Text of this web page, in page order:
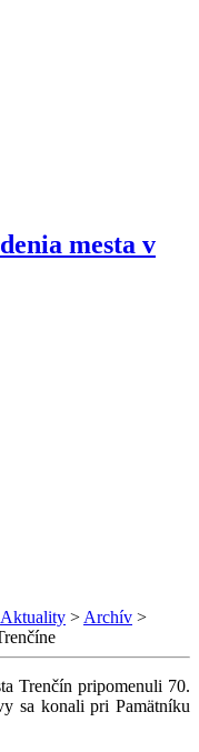
mesta v
Aktuality > Archív >
Trenčín pripomenuli 70.
sa konali pri Pamätníku